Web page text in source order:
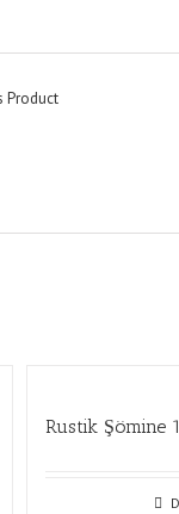
Product
Rustik Şömine